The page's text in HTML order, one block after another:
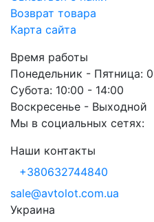
Возврат товара
Карта сайта
Время работы
Понедельник - Пятница:
Субота: 10:00 - 14:00
Воскресенье - Выходной
Мы в социальных сетях:
Наши контакты
+380632744840
sale@avtolot.com.ua
Украина